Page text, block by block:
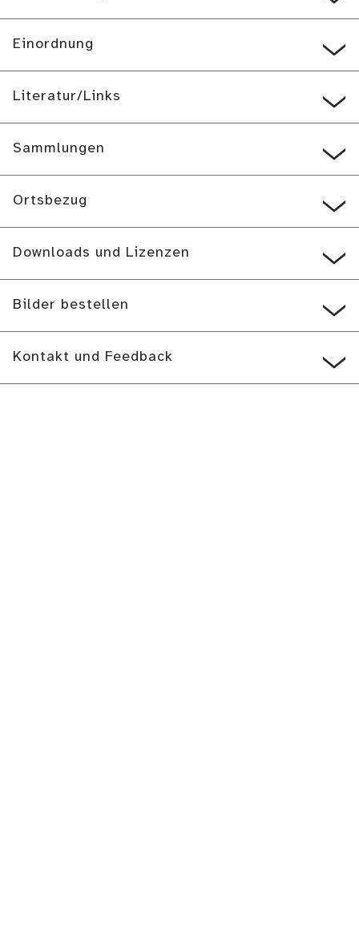
Einordnung
Literatur/Links
Sammlungen
Ortsbezug
Downloads und Lizenzen
Bilder bestellen
Kontakt und Feedback